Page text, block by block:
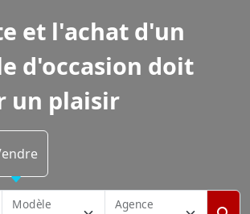
et l'achat d'un
d'occasion doit
un plaisir
Modèle Agence